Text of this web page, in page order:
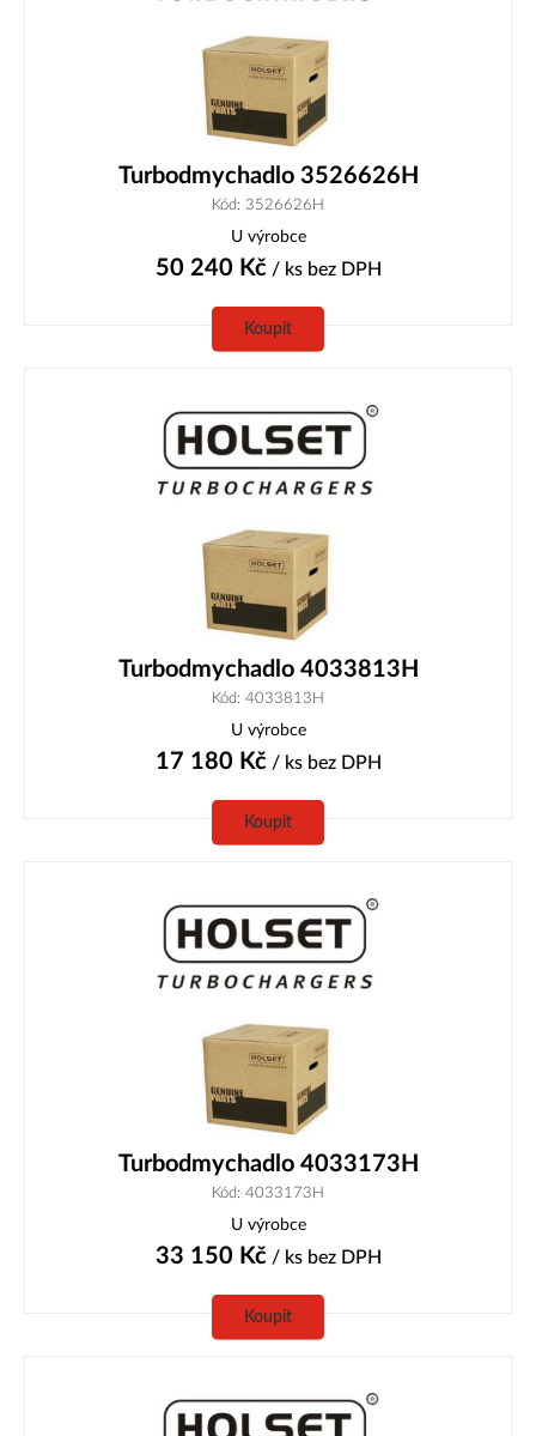
Turbodmychadlo 3526626H
Kód: 3526626H
U výrobce
50 240 Kč/ ks bez DPH
Koupit
Turbodmychadlo 4033813H
Kód: 4033813H
U výrobce
17 180 Kč/ ks bez DPH
Koupit
Turbodmychadlo 4033173H
Kód: 4033173H
U výrobce
33 150 Kč/ ks bez DPH
Koupit